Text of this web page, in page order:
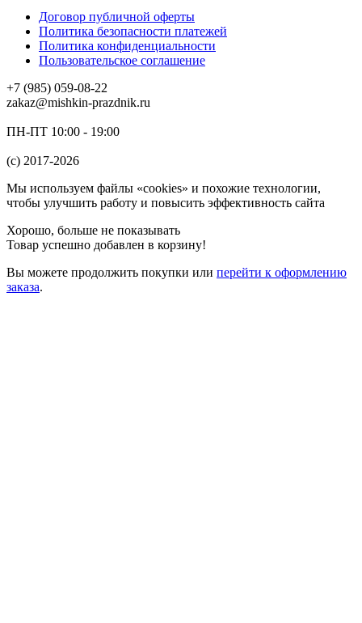
Договор публичной оферты
Политика безопасности платежей
Политика конфиденциальности
Пользовательское соглашение
+7 (985) 059-08-22
zakaz@mishkin-prazdnik.ru
ПН-ПТ 10:00 - 19:00
(c) 2017-2026
Мы используем файлы «cookies» и похожие технологии,
чтобы улучшить работу и повысить эффективность сайта
Хорошо, больше не показывать
Товар успешно добавлен в корзину!
Вы можете продолжить покупки или перейти к оформлению
заказа.